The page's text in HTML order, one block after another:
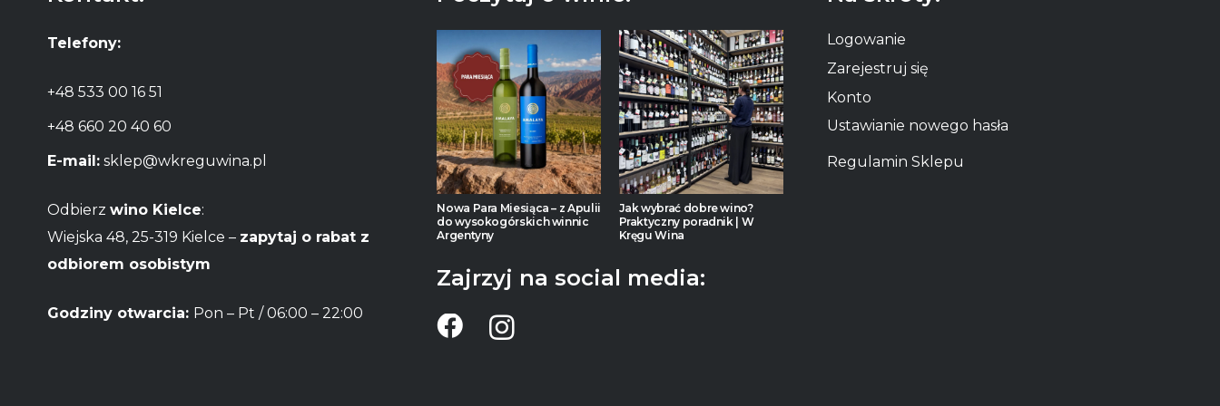
Telefony:
+48 533 00 16 51
+48 660 20 40 60
E-mail: sklep@wkreguwina.pl
Odbierz wino Kielce:
Wiejska 48, 25-319 Kielce – zapytaj o rabat z
odbiorem osobistym
Godziny otwarcia: Pon – Pt / 06:00 – 22:00
Nowa Para Miesiąca – z Apulii
do wysokogórskich winnic
Argentyny
Jak wybrać dobre wino?
Praktyczny poradnik | W
Kręgu Wina
Zajrzyj na social media:
Logowanie
Zarejestruj się
Konto
Ustawianie nowego hasła
Regulamin Sklepu